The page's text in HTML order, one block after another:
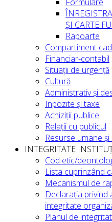
ȘI CARTE
Rapoarte
Compartiment
Financiar-contabil
Situații de urgență
Cultură
Administrativ și
Inpozite și taxe
Achiziții publice
Relații cu publicul
Resurse umane
INTEGRITATE
Cod etic/
Lista cuprinzând
Mecanismul de
Declarația privind
integritate
Planul de